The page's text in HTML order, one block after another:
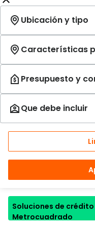
Soluciones de crédito
Metrocuadrado